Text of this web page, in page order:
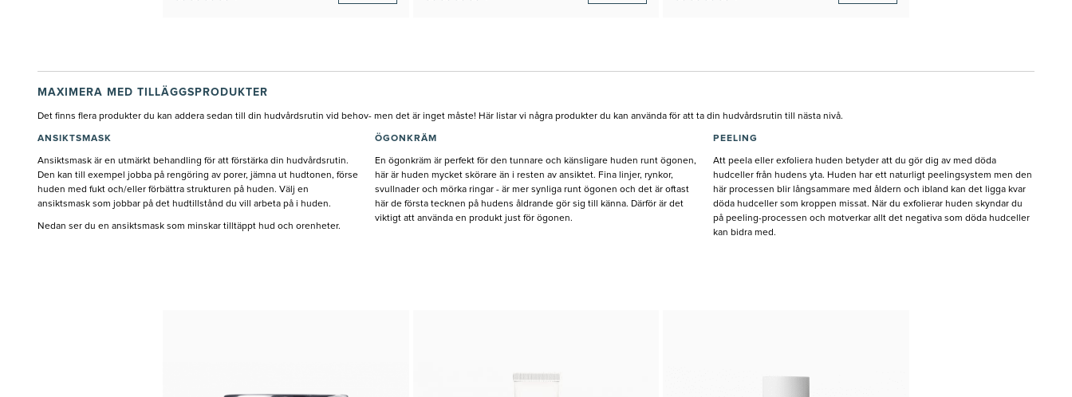
MAXIMERA MED TILLÄGGSPRODUKTER
Det finns flera produkter du kan addera sedan till din hudvårdsrutin vid behov- men det är inget måste! Här listar vi några produkter du kan använda för att ta din hudvårdsrutin till nästa nivå.
ANSIKTSMASK
Ansiktsmask är en utmärkt behandling för att förstärka din hudvårdsrutin.
Den kan till exempel jobba på rengöring av porer, jämna ut hudtonen, förse
huden med fukt och/eller förbättra strukturen på huden. Välj en
ansiktsmask som jobbar på det hudtillstånd du vill arbeta på i huden.
Nedan ser du en ansiktsmask som minskar tilltäppt hud och orenheter.
ÖGONKRÄM
En ögonkräm är perfekt för den tunnare och känsligare huden runt ögonen,
här är huden mycket skörare än i resten av ansiktet. Fina linjer, rynkor,
svullnader och mörka ringar - är mer synliga runt ögonen och det är oftast
här de första tecknen på hudens åldrande gör sig till känna. Därför är det
viktigt att använda en produkt just för ögonen.
PEELING
Att peela eller exfoliera huden betyder att du gör dig av med döda
hudceller från hudens yta. Huden har ett naturligt peelingsystem men den
här processen blir långsammare med åldern och ibland kan det ligga kvar
döda hudceller som kroppen missat. När du exfolierar huden skyndar du
på peeling-processen och motverkar allt det negativa som döda hudceller
kan bidra med.